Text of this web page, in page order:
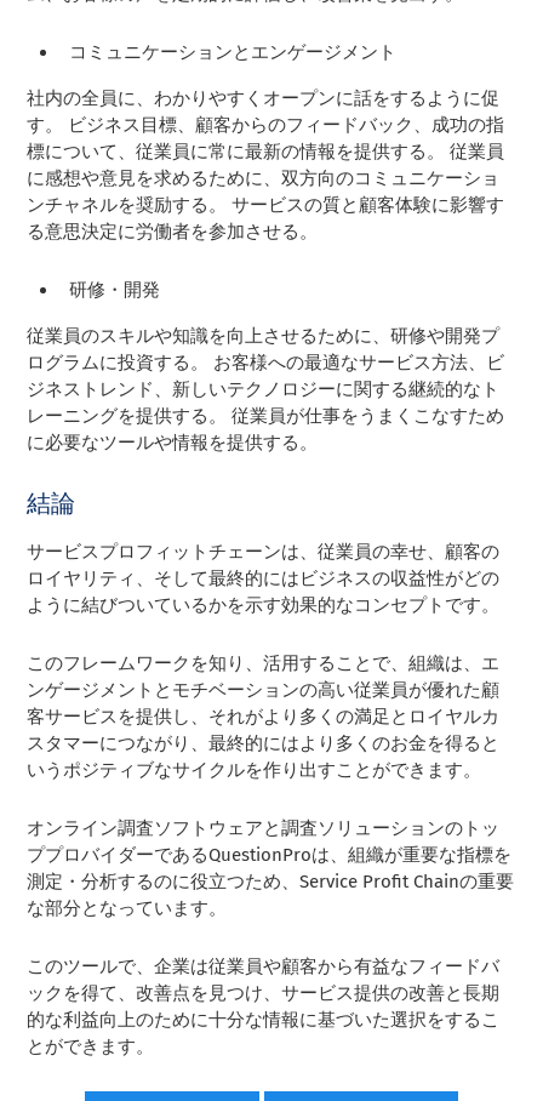
コミュニケーションとエンゲージメント
社内の全員に、わかりやすくオープンに話をするように促
す。 ビジネス目標、顧客からのフィードバック、成功の指
標について、従業員に常に最新の情報を提供する。 従業員
に感想や意見を求めるために、双方向のコミュニケーショ
ンチャネルを奨励する。 サービスの質と顧客体験に影響す
る意思決定に労働者を参加させる。
研修・開発
従業員のスキルや知識を向上させるために、研修や開発プ
ログラムに投資する。 お客様への最適なサービス方法、ビ
ジネストレンド、新しいテクノロジーに関する継続的なト
レーニングを提供する。 従業員が仕事をうまくこなすため
に必要なツールや情報を提供する。
結論
サービスプロフィットチェーンは、従業員の幸せ、顧客の
ロイヤリティ、そして最終的にはビジネスの収益性がどの
ように結びついているかを示す効果的なコンセプトです。
このフレームワークを知り、活用することで、組織は、エ
ンゲージメントとモチベーションの高い従業員が優れた顧
客サービスを提供し、それがより多くの満足とロイヤルカ
スタマーにつながり、最終的にはより多くのお金を得ると
いうポジティブなサイクルを作り出すことができます。
オンライン調査ソフトウェアと調査ソリューションのトッ
ププロバイダーであるQuestionProは、組織が重要な指標を
測定・分析するのに役立つため、Service Profit Chainの重要
な部分となっています。
このツールで、企業は従業員や顧客から有益なフィードバ
ックを得て、改善点を見つけ、サービス提供の改善と長期
的な利益向上のために十分な情報に基づいた選択をするこ
とができます。